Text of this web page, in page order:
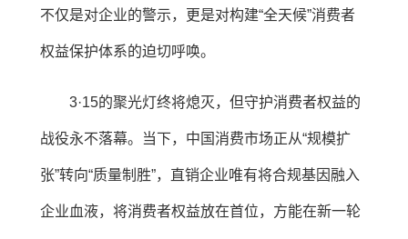
不仅是对企业的警示，更是对构建“全天候”消费者
权益保护体系的迫切呼唤。
3·15的聚光灯终将熄灭，但守护消费者权益的
战役永不落幕。当下，中国消费市场正从“规模扩
张”转向“质量制胜”，直销企业唯有将合规基因融入
企业血液，将消费者权益放在首位，方能在新一轮